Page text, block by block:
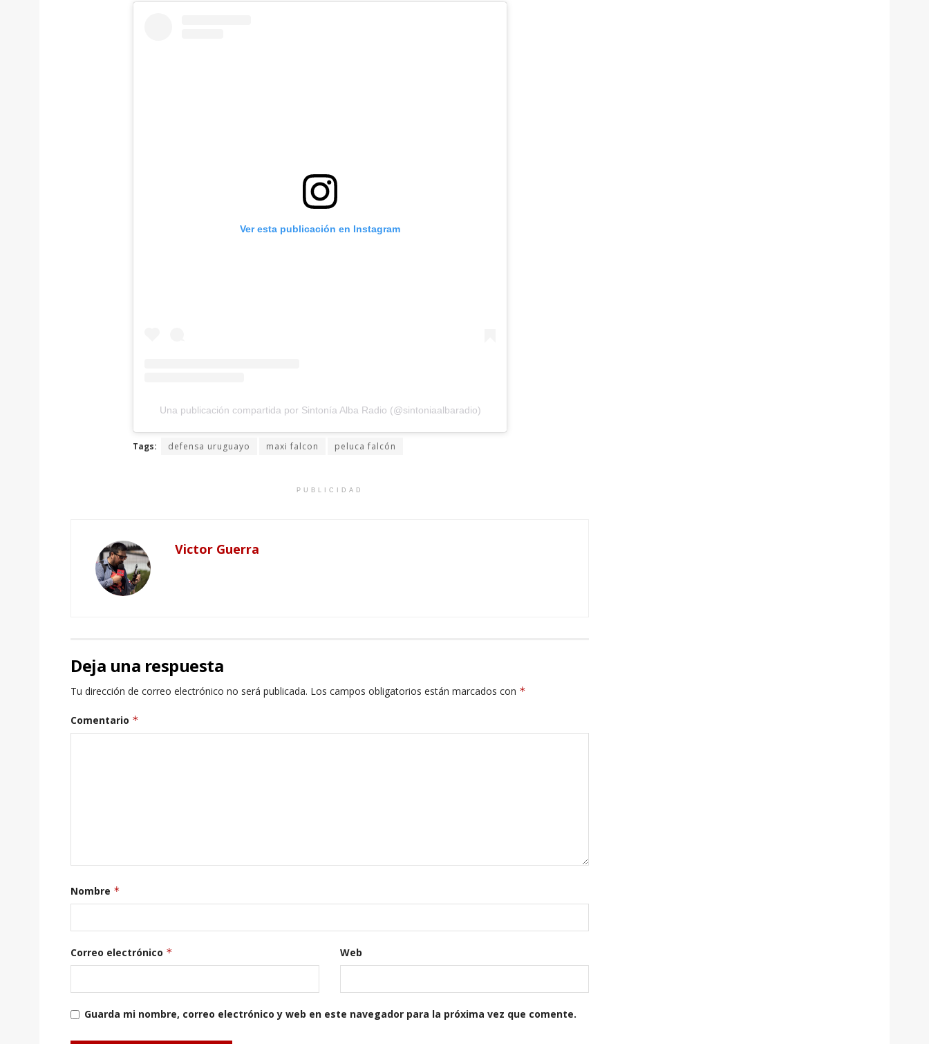
Ver esta publicación en Instagram
Una publicación compartida por Sintonía Alba Radio (@sintoniaalbaradio)
Tags: defensa uruguayo maxi falcon peluca falcón
PUBLICIDAD
Victor Guerra
Deja una respuesta
Tu dirección de correo electrónico no será publicada. Los campos obligatorios están marcados con *
Comentario *
Nombre *
Correo electrónico * Web
Guarda mi nombre, correo electrónico y web en este navegador para la próxima vez que comente.